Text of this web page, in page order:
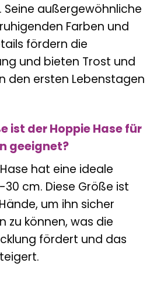
außergewöhnliche
Farben und
fördern die
und bieten Trost und
den ersten Lebenstagen
ist der Hoppie Hase für
geeignet?
hat eine ideale
cm. Diese Größe ist
um ihn sicher
zu können, was die
fördert und das